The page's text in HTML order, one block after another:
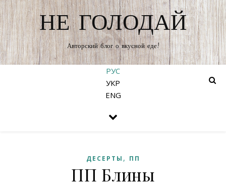
НЕ ГОЛОДАЙ
Авторский блог о вкусной еде!
РУС
УКР
ENG
ДЕСЕРТЫ , ПП
ПП Блины